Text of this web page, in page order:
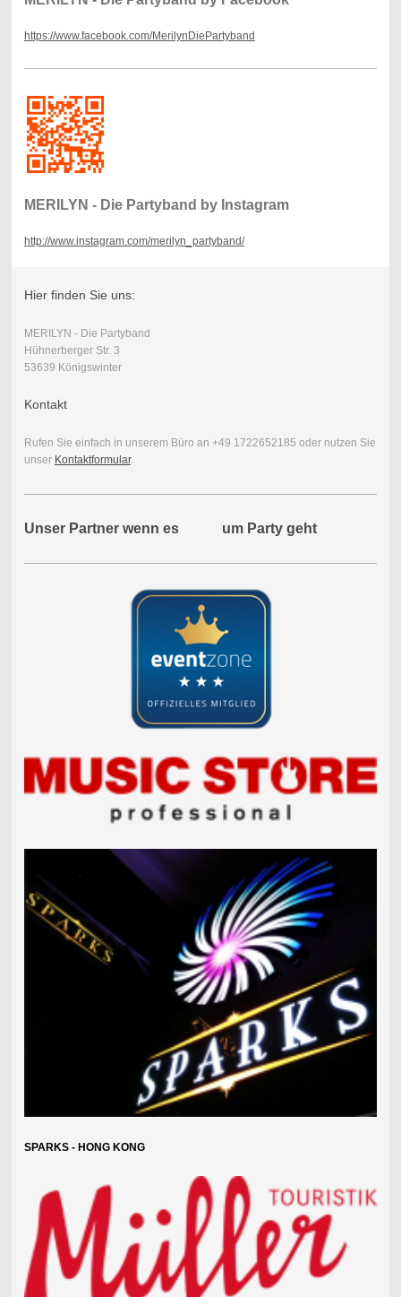
https://www.facebook.com/MerilynDiePartyband
MERILYN - Die Partyband by Instagram
http://www.instagram.com/merilyn_partyband/
Hier finden Sie uns:
MERILYN - Die Partyband
Hühnerberger Str. 3
53639 Königswinter
Kontakt
Rufen Sie einfach in unserem Büro an +49 1722652185 oder nutzen Sie
unser Kontaktformular.
Unser Partner wenn es um Party geht
SPARKS - HONG KONG